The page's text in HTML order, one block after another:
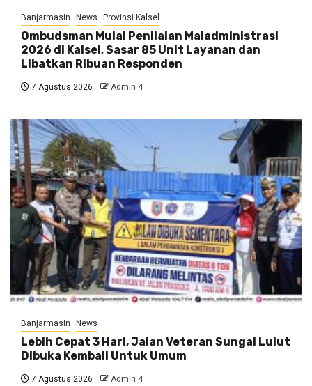
Banjarmasin News Provinsi Kalsel
Ombudsman Mulai Penilaian Maladministrasi
2026 di Kalsel, Sasar 85 Unit Layanan dan
Libatkan Ribuan Responden
7 Agustus 2026 Admin 4
Banjarmasin News
Lebih Cepat 3 Hari, Jalan Veteran Sungai Lulut
Dibuka Kembali Untuk Umum
7 Agustus 2026 Admin 4